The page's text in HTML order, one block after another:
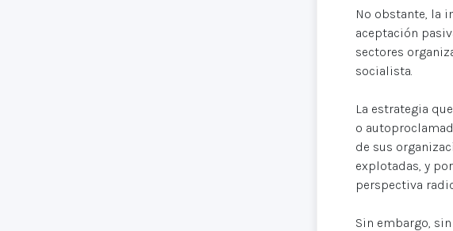
No obstante, la
aceptación
sectores
socialista.
La estrategia
o
de sus
explotadas, y
perspectiva
Sin embargo,